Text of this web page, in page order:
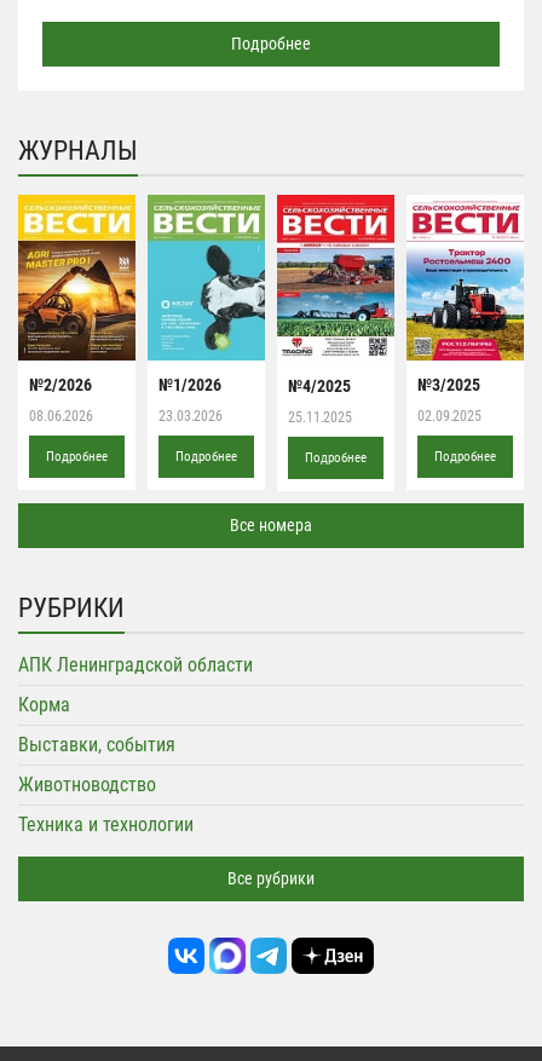
Подробнее
ЖУРНАЛЫ
№2/2026
08.06.2026
Подробнее
№1/2026
23.03.2026
Подробнее
№4/2025
25.11.2025
Подробнее
№3/2025
02.09.2025
Подробнее
Все номера
РУБРИКИ
АПК Ленинградской области
Корма
Выставки, события
Животноводство
Техника и технологии
Все рубрики